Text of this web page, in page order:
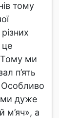
тому
це
Тому ми
п’ять
Особливо
ми дуже
м’яч», а